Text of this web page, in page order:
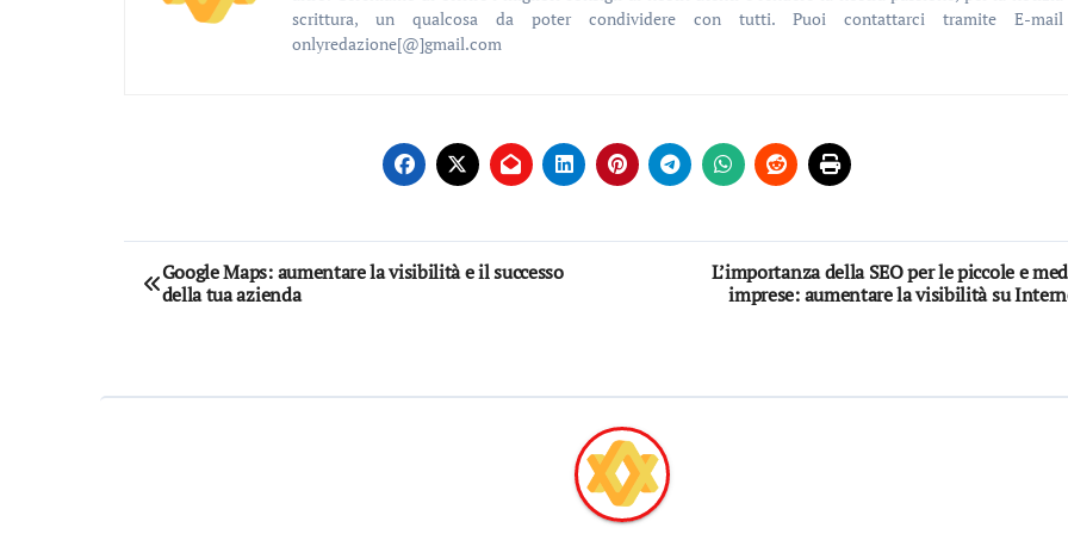
scrittura, un qualcosa da poter condividere con tutti. Puoi contattarci tramite E-
onlyredazione[@]gmail.com
Navigazione
articoli
Google Maps: aumentare la visibilità e il successo
della tua azienda
L’importanza della SEO per le piccole e
imprese: aumentare la visibilità su